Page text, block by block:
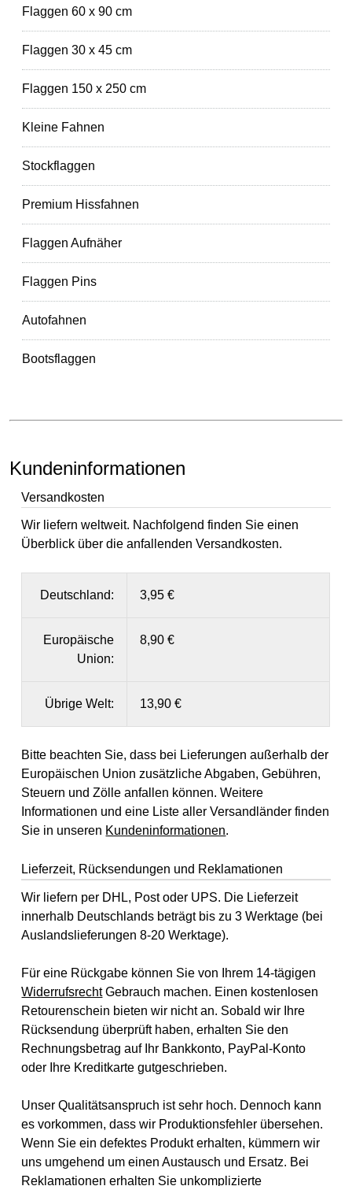
Flaggen 60 x 90 cm
Flaggen 30 x 45 cm
Flaggen 150 x 250 cm
Kleine Fahnen
Stockflaggen
Premium Hissfahnen
Flaggen Aufnäher
Flaggen Pins
Autofahnen
Bootsflaggen
Kundeninformationen
Versandkosten
Wir liefern weltweit. Nachfolgend finden Sie einen
Überblick über die anfallenden Versandkosten.
Deutschland: 3,95 €
Europäische
Union:
8,90 €
Übrige Welt: 13,90 €
Bitte beachten Sie, dass bei Lieferungen außerhalb der
Europäischen Union zusätzliche Abgaben, Gebühren,
Steuern und Zölle anfallen können. Weitere
Informationen und eine Liste aller Versandländer finden
Sie in unseren Kundeninformationen.
Lieferzeit, Rücksendungen und Reklamationen
Wir liefern per DHL, Post oder UPS. Die Lieferzeit
innerhalb Deutschlands beträgt bis zu 3 Werktage (bei
Auslandslieferungen 8-20 Werktage).
Für eine Rückgabe können Sie von Ihrem 14-tägigen
WiderrufsrechtGebrauch machen. Einen kostenlosen
Retourenschein bieten wir nicht an. Sobald wir Ihre
Rücksendung überprüft haben, erhalten Sie den
Rechnungsbetrag auf Ihr Bankkonto, PayPal-Konto
oder Ihre Kreditkarte gutgeschrieben.
Unser Qualitätsanspruch ist sehr hoch. Dennoch kann
es vorkommen, dass wir Produktionsfehler übersehen.
Wenn Sie ein defektes Produkt erhalten, kümmern wir
uns umgehend um einen Austausch und Ersatz. Bei
Reklamationen erhalten Sie unkomplizierte